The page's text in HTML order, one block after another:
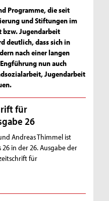
Programme, die seit
und Stiftungen im
bzw. Jugendarbeit
deutlich, dass sich in
nach einer langen
nun auch
Jugendarbeit
für
26
Andreas Thimmel ist
in der 26. Ausgabe der
für